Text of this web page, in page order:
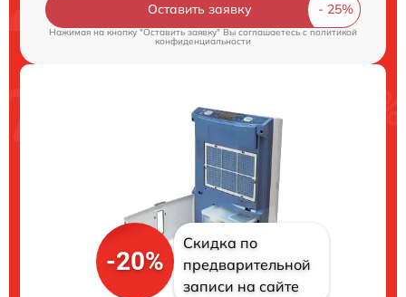
Оставить заявку
Нажимая на кнопку "Оставить заявку" Вы соглашаетесь c политикой
конфиденциальности
-20%
Скидка по
предварительной
записи на сайте